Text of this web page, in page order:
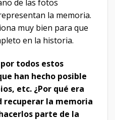
de las fotos
la memoria.
muy bien para que
en la historia.
todos estos
han hecho posible
etc. ¿Por qué era
la memoria
parte de la